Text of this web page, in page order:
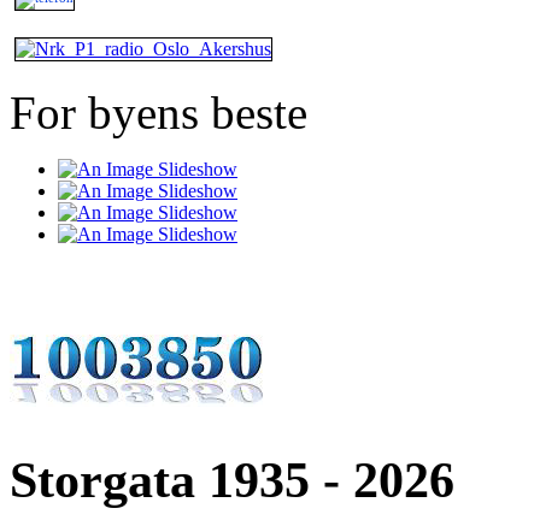
For byens beste
Storgata 1935 - 2026